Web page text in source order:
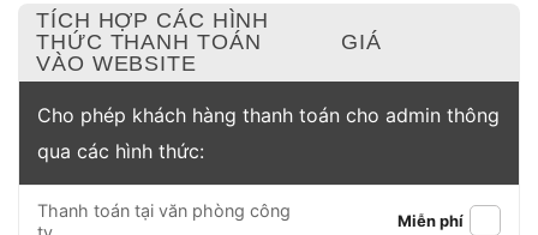
TÍCH HỢP CÁC HÌNH
THỨC THANH TOÁN
VÀO WEBSITE
GIÁ
Cho phép khách hàng thanh toán cho admin thông
qua các hình thức:
Thanh toán tại văn phòng công
Miễn phí